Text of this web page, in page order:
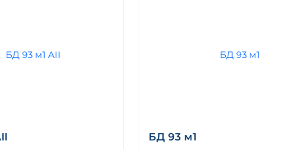
БД 93 м1